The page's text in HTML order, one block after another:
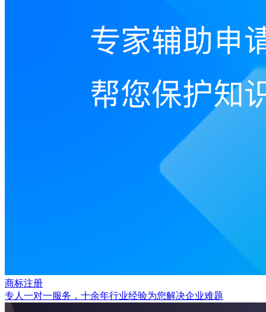
商标注册
专人一对一服务，十余年行业经验为您解决企业难题